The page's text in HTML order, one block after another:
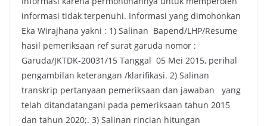
informasi tidak terpenuhi. Informasi yang dimohonkan
Eka Wirajhana yakni : 1) Salinan Bapend/LHP/Resume
hasil pemeriksaan ref surat garuda nomor :
Garuda/JKTDK-20031/15 Tanggal 05 Mei 2015, perihal
pengambilan keterangan /klarifikasi. 2) Salinan
transkrip pertanyaan pemeriksaan dan jawaban yang
telah ditandatangani pada pemeriksaan tahun 2015
dan tahun 2020;. 3) Salinan rincian hitungan